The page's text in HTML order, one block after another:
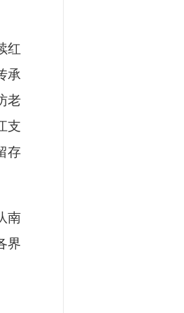
红
承
老
支
存
南
界